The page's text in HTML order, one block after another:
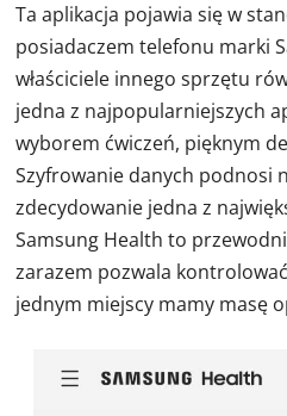
Ta aplikacja pojawia się w
posiadaczem telefonu marki
właściciele innego sprzętu
jedna z najpopularniejszych
wyborem ćwiczeń, pięknym
Szyfrowanie danych podnosi
zdecydowanie jedna z
Samsung Health to
zarazem pozwala
jednym miejscy mamy masę